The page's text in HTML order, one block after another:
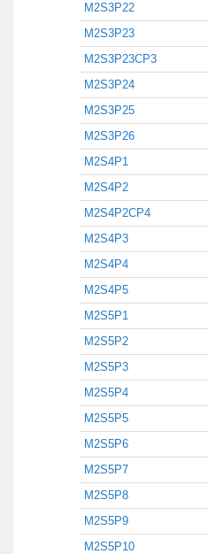
M2S3P22
M2S3P23
M2S3P23CP3
M2S3P24
M2S3P25
M2S3P26
M2S4P1
M2S4P2
M2S4P2CP4
M2S4P3
M2S4P4
M2S4P5
M2S5P1
M2S5P2
M2S5P3
M2S5P4
M2S5P5
M2S5P6
M2S5P7
M2S5P8
M2S5P9
M2S5P10